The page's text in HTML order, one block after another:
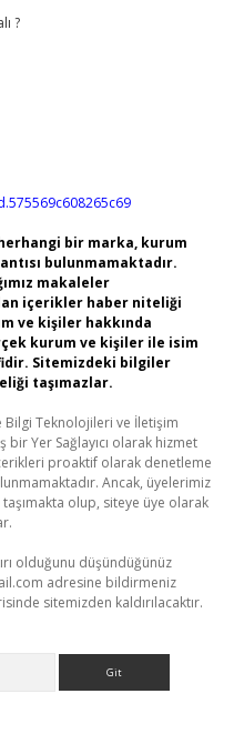
?
bir marka, kurum
bulunmamaktadır.
makaleler
içerikler haber niteliği
ve kişiler hakkında
kurum ve kişiler ile isim
Sitemizdeki bilgiler
taşımazlar.
Bilgi Teknolojileri ve İletişim
bir Yer Sağlayıcı olarak hizmet
proaktif olarak denetleme
Ancak, üyelerimiz
olup, siteye üye olarak
olduğunu düşündüğünüz
adresine bildirmeniz
sitemizden kaldırılacaktır.